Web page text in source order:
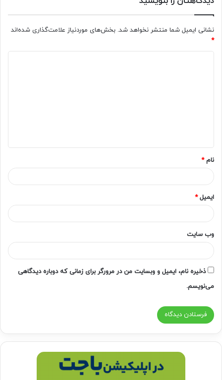
نشانی ایمیل شما منتشر نخواهد شد. بخش‌های موردنیاز علامت‌گذاری شده‌اند
*
*
نام*
ایمیل*
وب‌ سایت
ذخیره نام، ایمیل و وبسایت من در مرورگر برای زمانی که دوباره دیدگاهی
می‌نویسم.